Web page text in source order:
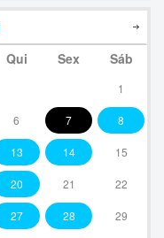
Qui Sex Sáb
1
6 7 8
13 14 15
20 21 22
27 28 29